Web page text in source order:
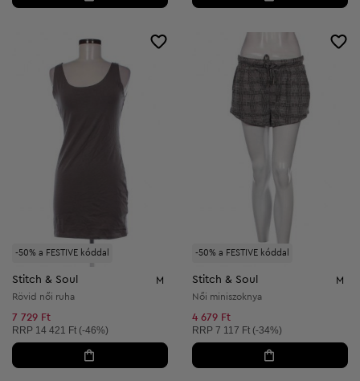
-50% a FESTIVE kóddal
Stitch & Soul M
Rövid női ruha
7 729 Ft
Ajánlott ár:
RRP 14 421 Ft (-46%)
-50% a FESTIVE kóddal
Stitch & Soul M
Női miniszoknya
4 679 Ft
Ajánlott ár:
RRP 7 117 Ft (-34%)